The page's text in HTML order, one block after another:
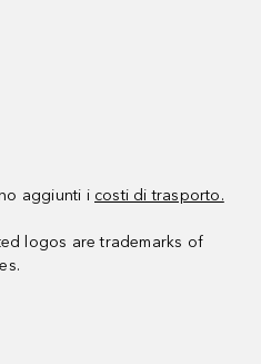
aggiunti i costi di trasporto.
logos are trademarks of